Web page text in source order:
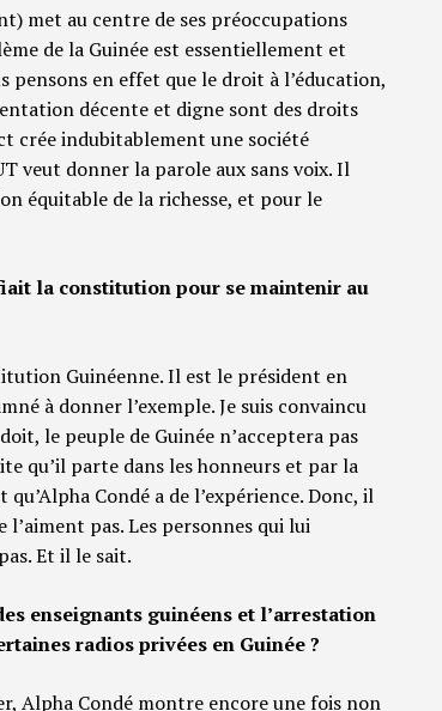
met au centre de ses préoccupations
de la Guinée est essentiellement et
en effet que le droit à l’éducation,
décente et digne sont des droits
crée indubitablement une société
veut donner la parole aux sans voix. Il
équitable de la richesse, et pour le
la constitution pour se maintenir au
Guinéenne. Il est le président en
à donner l’exemple. Je suis convaincu
le peuple de Guinée n’acceptera pas
qu’il parte dans les honneurs et par la
Condé a de l’expérience. Donc, il
pas. Les personnes qui lui
Et il le sait.
enseignants guinéens et l’arrestation
radios privées en Guinée ?
Alpha Condé montre encore une fois non